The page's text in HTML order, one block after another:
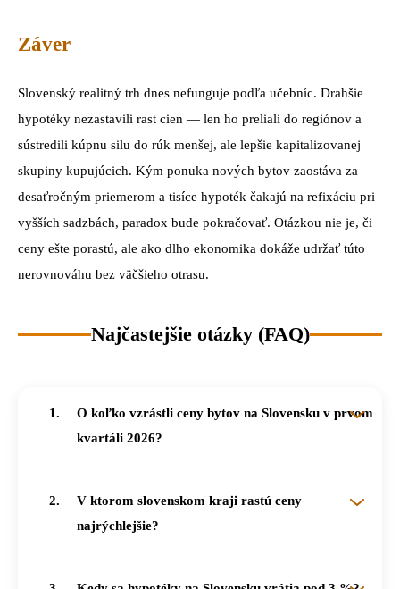
Záver
Slovenský realitný trh dnes nefunguje podľa učebníc. Drahšie
hypotéky nezastavili rast cien — len ho preliali do regiónov a
sústredili kúpnu silu do rúk menšej, ale lepšie kapitalizovanej
skupiny kupujúcich. Kým ponuka nových bytov zaostáva za
desaťročným priemerom a tisíce hypoték čakajú na refixáciu pri
vyšších sadzbách, paradox bude pokračovať. Otázkou nie je, či
ceny ešte porastú, ale ako dlho ekonomika dokáže udržať túto
nerovnováhu bez väčšieho otrasu.
Najčastejšie otázky (FAQ)
O koľko vzrástli ceny bytov na Slovensku v prvom
kvartáli 2026?
V ktorom slovenskom kraji rastú ceny
najrýchlejšie?